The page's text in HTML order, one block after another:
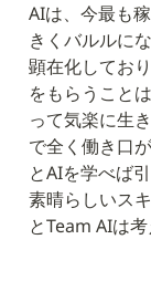
AIは、今最も
きくバルルに
顕在化してお
をもらうこと
って気楽に生
で全く働き口
とAIを学べば
素晴らしいス
とTeam AIは考